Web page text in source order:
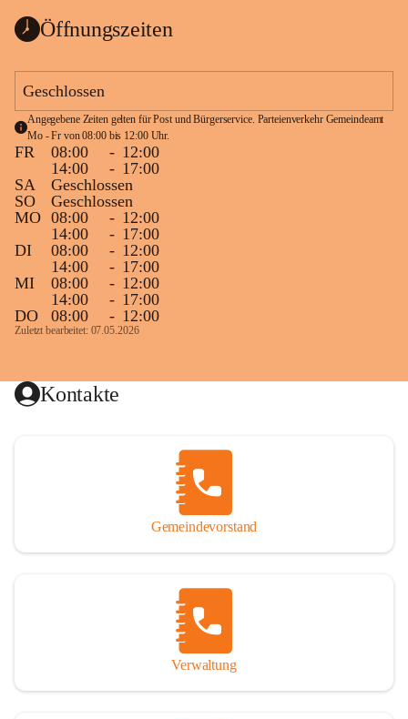
Öffnungszeiten
Geschlossen
Angegebene Zeiten gelten für Post und Bürgerservice. Parteienverkehr Gemeindeamt
Mo - Fr von 08:00 bis 12:00 Uhr.
FR 08:00 - 12:00
14:00
- 17:00
SA
Geschlossen
SO
Geschlossen
MO 08:00 - 12:00
14:00
- 17:00
DI
08:00 - 12:00
14:00
- 17:00
MI
08:00 - 12:00
14:00
- 17:00
DO
08:00 - 12:00
Zuletzt bearbeitet: 07.05.2026
Kontakte
Gemeindevorstand
Verwaltung